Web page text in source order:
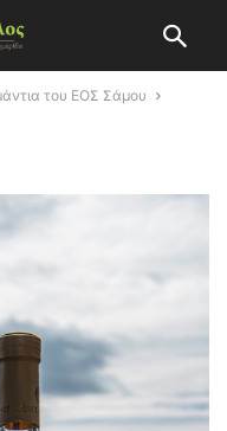
του ΕΟΣ Σάμου